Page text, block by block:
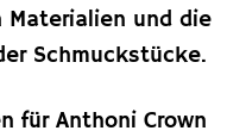
und die
Schmuckstücke.
für Anthoni Crown